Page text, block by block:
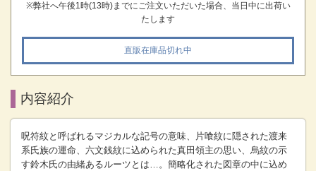
※弊社へ午後1時(13時)までにご注文いただいた場合、当日中に出荷い
たします
直販在庫品切れ中
内容紹介
呪符紋と呼ばれるマジカルな記号の意味、片喰紋に隠された渡来
系氏族の運命、六文銭紋に込められた真田領主の思い、烏紋の示
す鈴木氏の由緒あるルーツとは…。簡略化された図章の中に込め